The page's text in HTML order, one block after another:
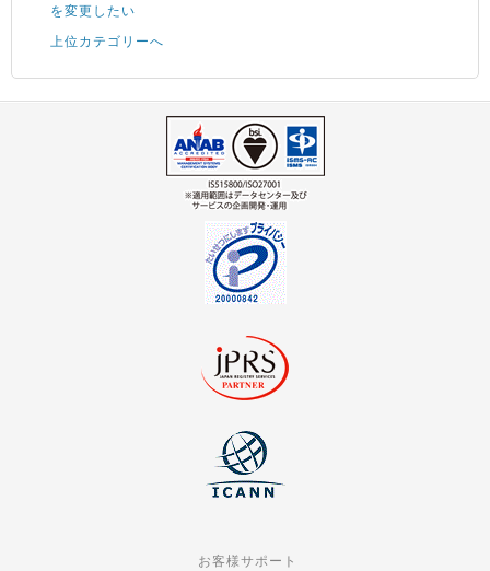
を変更したい
上位カテゴリーへ
お客様サポート